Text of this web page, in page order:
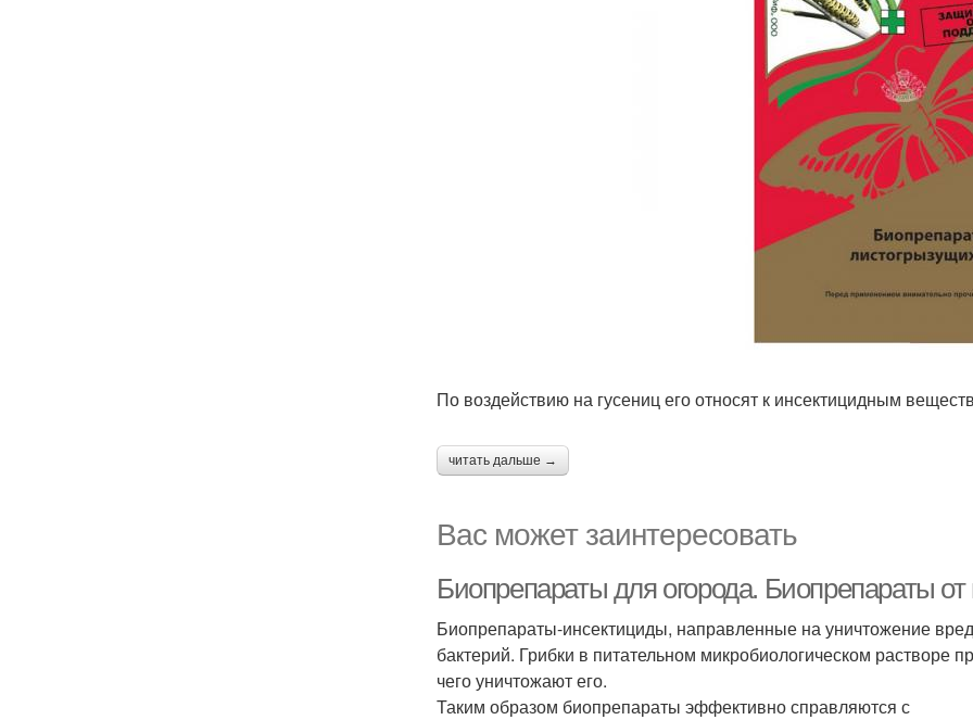
По воздействию на гусениц его относят к инсектицидным
читать дальше →
Вас может заинтересовать
Биопрепараты для огорода. Биопрепараты
Биопрепараты-инсектициды, направленные на уничтожение
бактерий. Грибки в питательном микробиологическом растворе
чего уничтожают его.
Таким образом биопрепараты эффективно справляются с